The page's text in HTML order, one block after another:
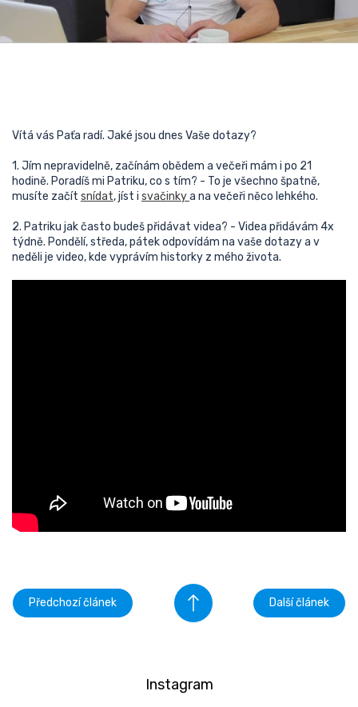
Vítá vás Paťa radí. Jaké jsou dnes Vaše dotazy?
1. Jím nepravidelně, začínám obědem a večeři mám i po 21
hodině. Poradíš mi Patriku, co s tím? - To je všechno špatně,
musíte začít snídat, jíst i svačinkya na večeři něco lehkého.
2. Patriku jak často budeš přidávat videa? - Videa přidávám 4x
týdně. Pondělí, středa, pátek odpovídám na vaše dotazy a v
neděli je video, kde vyprávím historky z mého života.
Předchozí článek Další článek
Instagram